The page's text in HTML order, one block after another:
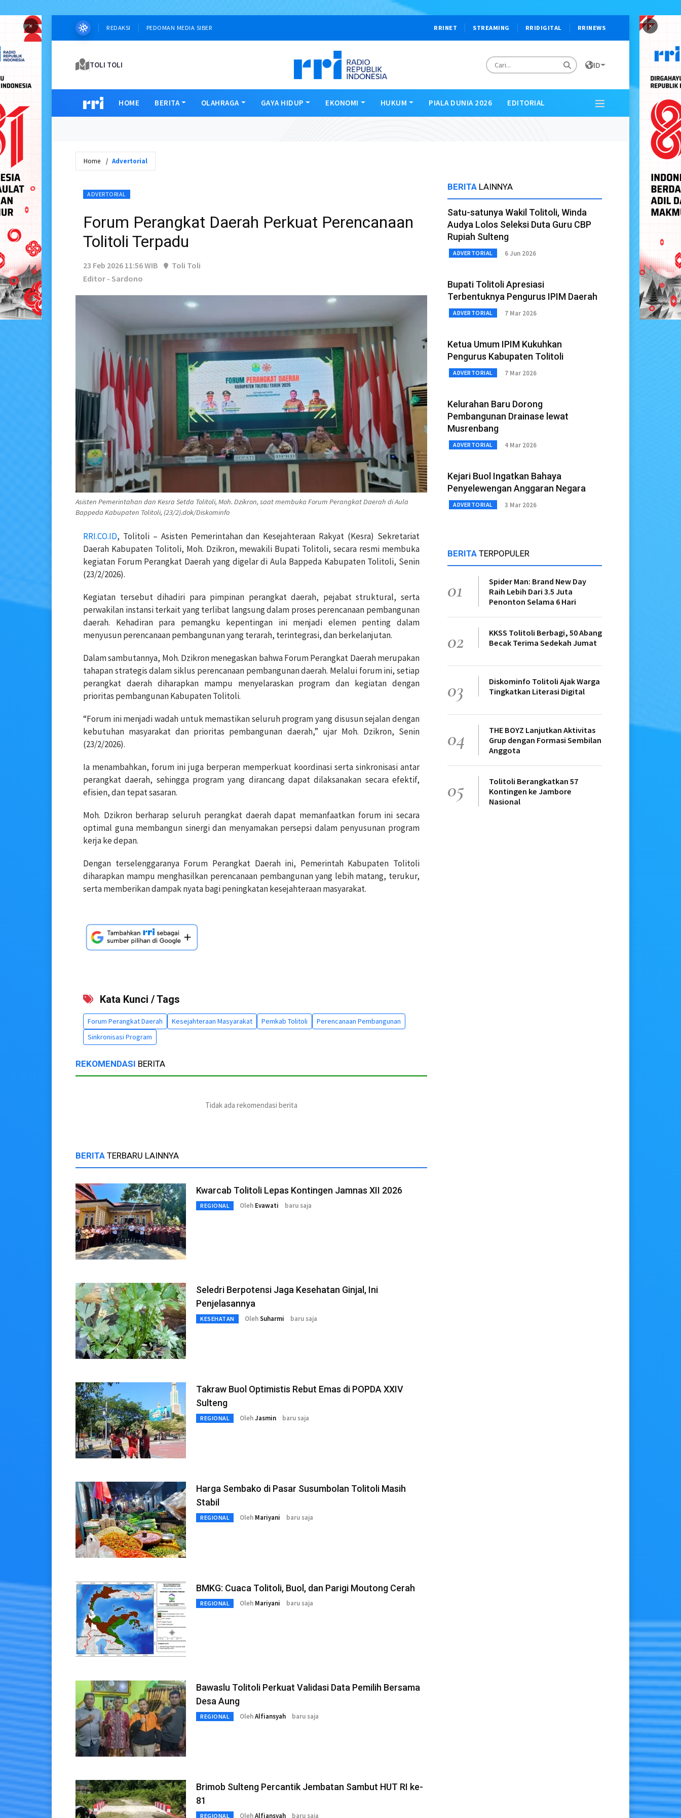
× ×
REDAKSI PEDOMAN MEDIA SIBER RRINET STREAMING RRIDIGITAL RRINEWS
TOLI TOLI ID
HOME BERITA OLAHRAGA GAYA HIDUP EKONOMI HUKUM PIALA DUNIA 2026 EDITORIAL
Home Advertorial
ADVERTORIAL
Forum Perangkat Daerah Perkuat Perencanaan
Tolitoli Terpadu
23 Feb 2026 11:56 WIB
Toli Toli
Editor - Sardono
Asisten Pemerintahan dan Kesra Setda Tolitoli, Moh. Dzikron, saat membuka Forum Perangkat Daerah di Aula
Bappeda Kabupaten Tolitoli, (23/2).dok/Diskominfo
RRI.CO.ID, Tolitoli – Asisten Pemerintahan dan Kesejahteraan Rakyat (Kesra) Sekretariat
Daerah Kabupaten Tolitoli, Moh. Dzikron, mewakili Bupati Tolitoli, secara resmi membuka
kegiatan Forum Perangkat Daerah yang digelar di Aula Bappeda Kabupaten Tolitoli, Senin
(23/2/2026).
Kegiatan tersebut dihadiri para pimpinan perangkat daerah, pejabat struktural, serta
perwakilan instansi terkait yang terlibat langsung dalam proses perencanaan pembangunan
daerah. Kehadiran para pemangku kepentingan ini menjadi elemen penting dalam
menyusun perencanaan pembangunan yang terarah, terintegrasi, dan berkelanjutan.
Dalam sambutannya, Moh. Dzikron menegaskan bahwa Forum Perangkat Daerah merupakan
tahapan strategis dalam siklus perencanaan pembangunan daerah. Melalui forum ini, setiap
perangkat daerah diharapkan mampu menyelaraskan program dan kegiatan dengan
prioritas pembangunan Kabupaten Tolitoli.
“Forum ini menjadi wadah untuk memastikan seluruh program yang disusun sejalan dengan
kebutuhan masyarakat dan prioritas pembangunan daerah,” ujar Moh. Dzikron, Senin
(23/2/2026).
Ia menambahkan, forum ini juga berperan memperkuat koordinasi serta sinkronisasi antar
perangkat daerah, sehingga program yang dirancang dapat dilaksanakan secara efektif,
efisien, dan tepat sasaran.
Moh. Dzikron berharap seluruh perangkat daerah dapat memanfaatkan forum ini secara
optimal guna membangun sinergi dan menyamakan persepsi dalam penyusunan program
kerja ke depan.
Dengan terselenggaranya Forum Perangkat Daerah ini, Pemerintah Kabupaten Tolitoli
diharapkan mampu menghasilkan perencanaan pembangunan yang lebih matang, terukur,
serta memberikan dampak nyata bagi peningkatan kesejahteraan masyarakat.
Kata Kunci / Tags
Forum Perangkat Daerah Kesejahteraan Masyarakat Pemkab Tolitoli
Perencanaan Pembangunan
Sinkronisasi Program
REKOMENDASI BERITA
Tidak ada rekomendasi berita
BERITA TERBARU LAINNYA
Kwarcab Tolitoli Lepas Kontingen Jamnas XII 2026
REGIONAL Oleh Evawati baru saja
Seledri Berpotensi Jaga Kesehatan Ginjal, Ini
Penjelasannya
KESEHATAN OlehSuharmi baru saja
Takraw Buol Optimistis Rebut Emas di POPDA XXIV
Sulteng
REGIONAL OlehJasmin baru saja
Harga Sembako di Pasar Susumbolan Tolitoli Masih
Stabil
REGIONAL Oleh Mariyani baru saja
BMKG: Cuaca Tolitoli, Buol, dan Parigi Moutong Cerah
REGIONAL Oleh Mariyani baru saja
Bawaslu Tolitoli Perkuat Validasi Data Pemilih Bersama
Desa Aung
REGIONAL OlehAlfiansyah baru saja
Brimob Sulteng Percantik Jembatan Sambut HUT RI ke-
81
REGIONAL OlehAlfiansyah baru saja
BERITA LAINNYA
Satu-satunya Wakil Tolitoli, Winda
Audya Lolos Seleksi Duta Guru CBP
Rupiah Sulteng
ADVERTORIAL 6 Jun 2026
Bupati Tolitoli Apresiasi
Terbentuknya Pengurus IPIM Daerah
ADVERTORIAL 7 Mar 2026
Ketua Umum IPIM Kukuhkan
Pengurus Kabupaten Tolitoli
ADVERTORIAL 7 Mar 2026
Kelurahan Baru Dorong
Pembangunan Drainase lewat
Musrenbang
ADVERTORIAL 4 Mar 2026
Kejari Buol Ingatkan Bahaya
Penyelewengan Anggaran Negara
ADVERTORIAL 3 Mar 2026
BERITA TERPOPULER
01
Spider Man: Brand New Day
Raih Lebih Dari 3.5 Juta
Penonton Selama 6 Hari
02
KKSS Tolitoli Berbagi, 50 Abang
Becak Terima Sedekah Jumat
03
Diskominfo Tolitoli Ajak Warga
Tingkatkan Literasi Digital
04
THE BOYZ Lanjutkan Aktivitas
Grup dengan Formasi Sembilan
Anggota
05
Tolitoli Berangkatkan 57
Kontingen ke Jambore
Nasional